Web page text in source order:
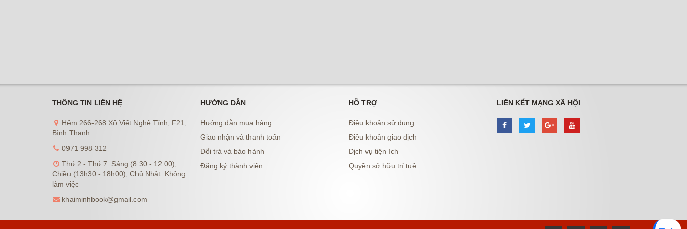
THÔNG TIN LIÊN HỆ
Hẻm 266-268 Xô Viết Nghệ Tĩnh, F21,
Bình Thạnh.
0971 998 312
Thứ 2 - Thứ 7: Sáng (8:30 - 12:00);
Chiều (13h30 - 18h00); Chủ Nhật: Không
làm việc
khaiminhbook@gmail.com
HƯỚNG DẪN
Hướng dẫn mua hàng
Giao nhận và thanh toán
Đổi trả và bảo hành
Đăng ký thành viên
HỖ TRỢ
Điều khoản sử dụng
Điều khoản giao dịch
Dịch vụ tiện ích
Quyền sở hữu trí tuệ
LIÊN KẾT MẠNG XÃ HỘI